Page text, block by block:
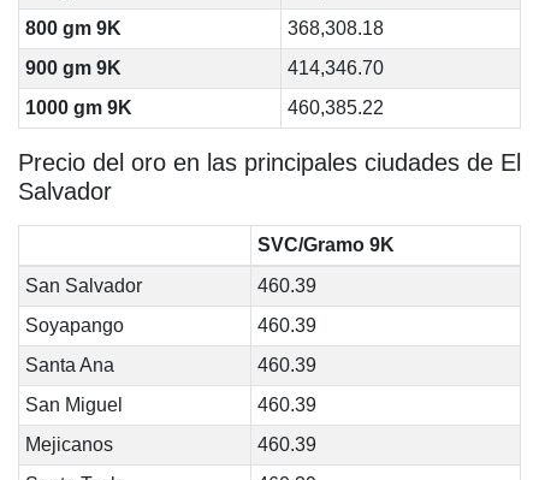
800 gm 9K
368,308.18
900 gm 9K
414,346.70
1000 gm 9K
460,385.22
Precio del oro en las principales ciudades de El
Salvador
SVC/Gramo 9K
San Salvador
460.39
Soyapango
460.39
Santa Ana
460.39
San Miguel
460.39
Mejicanos
460.39